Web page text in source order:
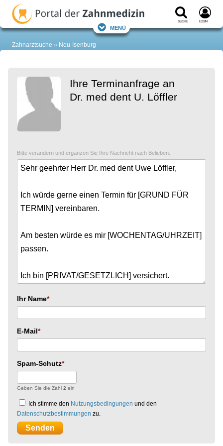
Suche Login
Menü
Zahnarztsuche Neu-Isenburg
Ihre Terminanfrage an
Dr. med dent U. Löffler
Bitte verändern und ergänzen Sie Ihre Nachricht nach Belieben:
Ihr Name
E-Mail
Spam-Schutz
Geben Sie die Zahl 2 ein
Ich stimme den Nutzungsbedingungen und den
Datenschutzbestimmungen zu.